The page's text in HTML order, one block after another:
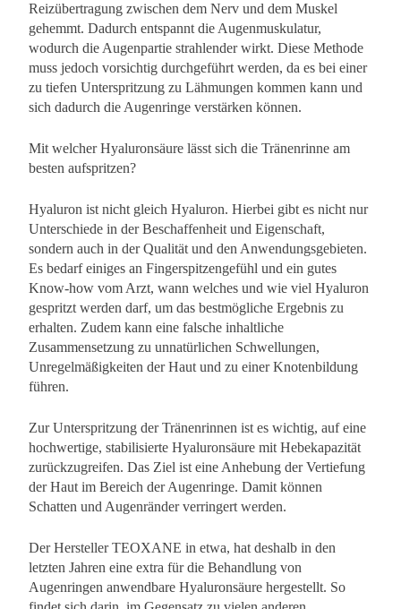
Reizübertragung zwischen dem Nerv und dem Muskel
gehemmt. Dadurch entspannt die Augenmuskulatur,
wodurch die Augenpartie strahlender wirkt. Diese Methode
muss jedoch vorsichtig durchgeführt werden, da es bei einer
zu tiefen Unterspritzung zu Lähmungen kommen kann und
sich dadurch die Augenringe verstärken können.
Mit welcher Hyaluronsäure lässt sich die Tränenrinne am
besten aufspritzen?
Hyaluron ist nicht gleich Hyaluron. Hierbei gibt es nicht nur
Unterschiede in der Beschaffenheit und Eigenschaft,
sondern auch in der Qualität und den Anwendungsgebieten.
Es bedarf einiges an Fingerspitzengefühl und ein gutes
Know-how vom Arzt, wann welches und wie viel Hyaluron
gespritzt werden darf, um das bestmögliche Ergebnis zu
erhalten. Zudem kann eine falsche inhaltliche
Zusammensetzung zu unnatürlichen Schwellungen,
Unregelmäßigkeiten der Haut und zu einer Knotenbildung
führen.
Zur Unterspritzung der Tränenrinnen ist es wichtig, auf eine
hochwertige, stabilisierte Hyaluronsäure mit Hebekapazität
zurückzugreifen. Das Ziel ist eine Anhebung der Vertiefung
der Haut im Bereich der Augenringe. Damit können
Schatten und Augenränder verringert werden.
Der Hersteller TEOXANE in etwa, hat deshalb in den
letzten Jahren eine extra für die Behandlung von
Augenringen anwendbare Hyaluronsäure hergestellt. So